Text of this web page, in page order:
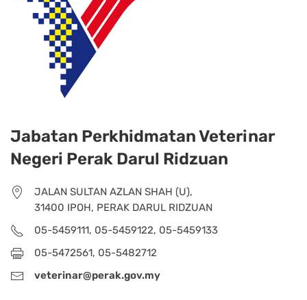
Jabatan Perkhidmatan Veterinar
Negeri Perak Darul Ridzuan
JALAN SULTAN AZLAN SHAH (U),
31400 IPOH, PERAK DARUL RIDZUAN
05-5459111, 05-5459122, 05-5459133
05-5472561, 05-5482712
veterinar@perak.gov.my